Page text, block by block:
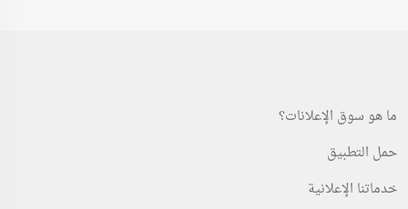
ما هو سوق الإعلانات؟
حمل التطبيق
خدماتنا الإعلانية